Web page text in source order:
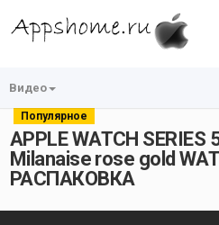
Видео
Популярное
APPLE WATCH SERIES
Milanaise rose gold
РАСПАКОВКА